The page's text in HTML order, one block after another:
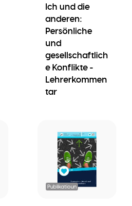
Ich und die
anderen:
Persönliche
und
gesellschaftlich
e Konflikte -
Lehrerkommen
tar
Publikatioun